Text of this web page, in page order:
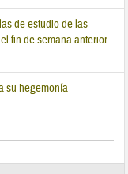
de estudio de las
fin de semana anterior
su hegemonía